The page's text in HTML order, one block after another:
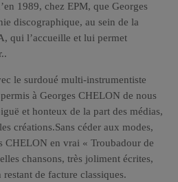
1989, chez EPM, que Georges
discographique, au sein de la
qui l’accueille et lui permet
le surdoué multi-instrumentiste
à Georges CHELON de nous
et honteux de la part des médias,
créations.Sans céder aux modes,
CHELON en vrai « Troubadour de
chansons, très joliment écrites,
de facture classiques.